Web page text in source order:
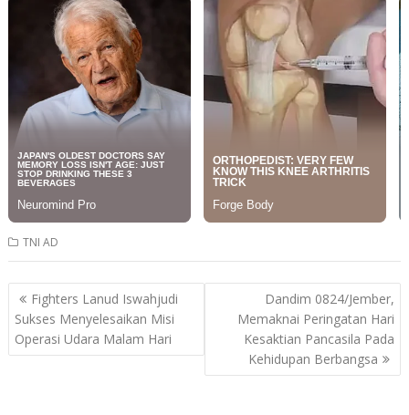
TNI AD
Post
navigation
Fighters Lanud Iswahjudi
Sukses Menyelesaikan Misi
Operasi Udara Malam Hari
Dandim 0824/Jember,
Memaknai Peringatan Hari
Kesaktian Pancasila Pada
Kehidupan Berbangsa